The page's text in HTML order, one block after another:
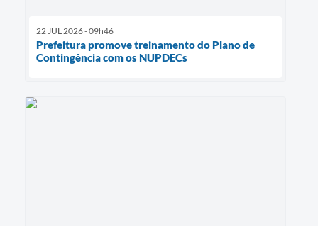
22 JUL 2026 - 09h46
Prefeitura promove treinamento do Plano de
Contingência com os NUPDECs